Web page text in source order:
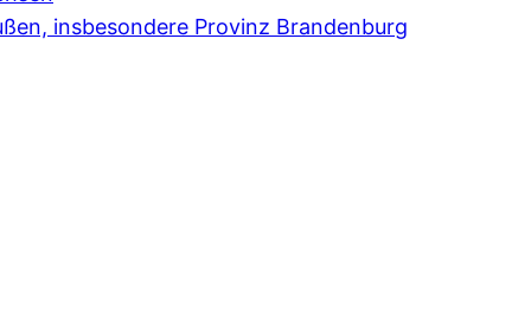
insbesondere Provinz Brandenburg